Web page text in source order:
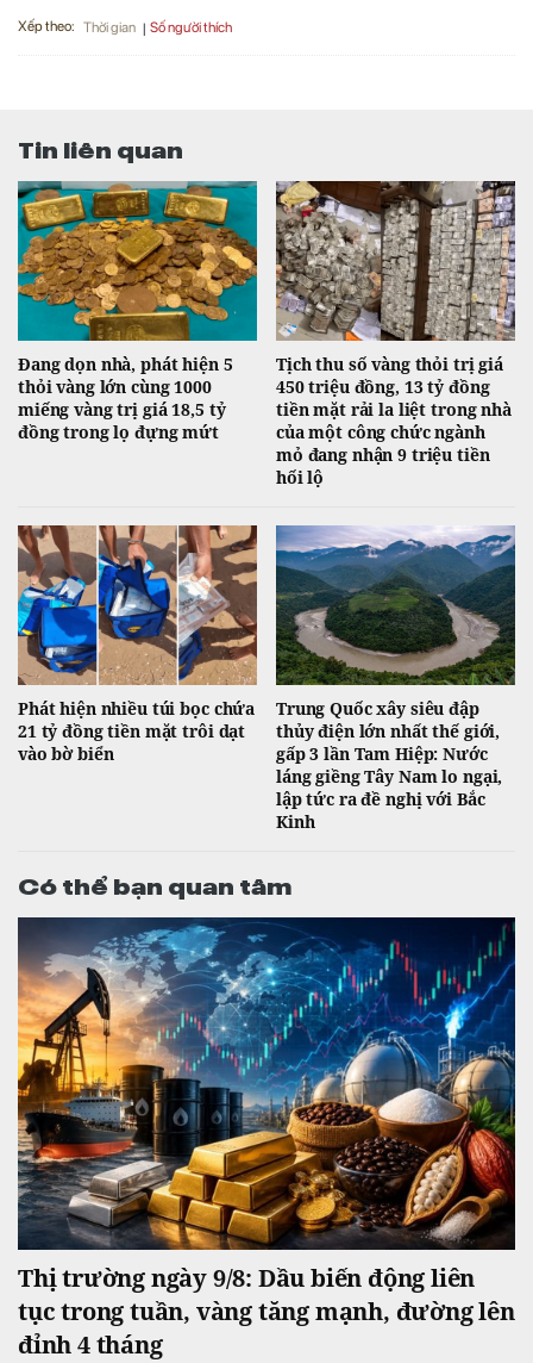
Xếp theo: Thời gian Số người thích
Tin liên quan
Đang dọn nhà, phát hiện 5
thỏi vàng lớn cùng 1000
miếng vàng trị giá 18,5 tỷ
đồng trong lọ đựng mứt
Tịch thu số vàng thỏi trị giá
450 triệu đồng, 13 tỷ đồng
tiền mặt rải la liệt trong nhà
của một công chức ngành
mỏ đang nhận 9 triệu tiền
hối lộ
Phát hiện nhiều túi bọc chứa
21 tỷ đồng tiền mặt trôi dạt
vào bờ biển
Trung Quốc xây siêu đập
thủy điện lớn nhất thế giới,
gấp 3 lần Tam Hiệp: Nước
láng giềng Tây Nam lo ngại,
lập tức ra đề nghị với Bắc
Kinh
Có thể bạn quan tâm
Thị trường ngày 9/8: Dầu biến động liên
tục trong tuần, vàng tăng mạnh, đường lên
đỉnh 4 tháng